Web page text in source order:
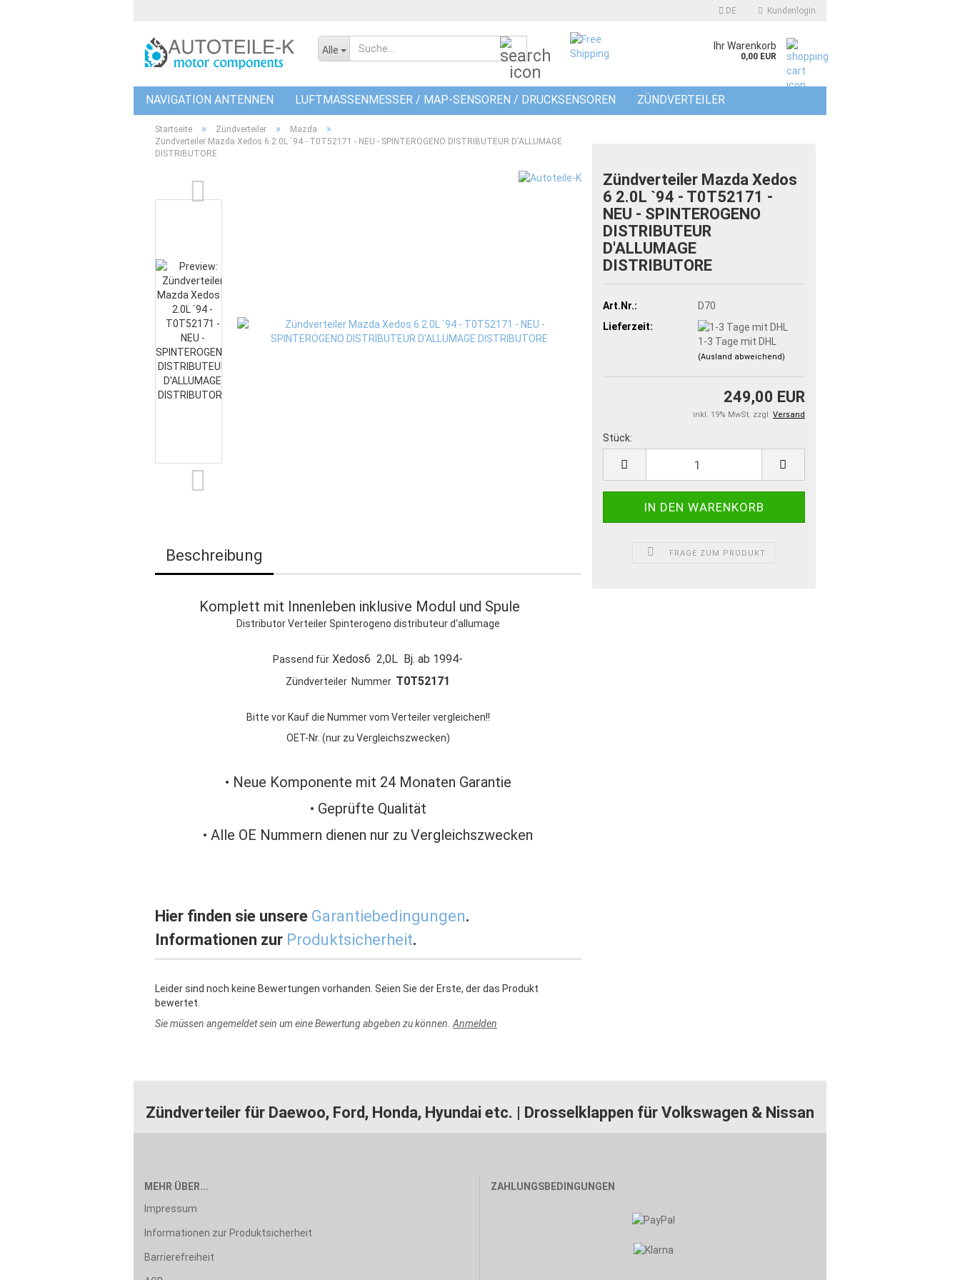
DE Kundenlogin
Alle Ihr Warenkorb
0,00 EUR
NAVIGATION ANTENNEN LUFTMASSENMESSER / MAP-SENSOREN / DRUCKSENSOREN ZÜNDVERTEILER
DROSSELKLAPPEN
Startseite » Zündverteiler » Mazda »
Zündverteiler Mazda Xedos 6 2.0L `94 - T0T52171 - NEU - SPINTEROGENO DISTRIBUTEUR D'ALLUMAGE
DISTRIBUTORE
Zündverteiler Mazda Xedos
6 2.0L `94 - T0T52171 -
NEU - SPINTEROGENO
DISTRIBUTEUR
D'ALLUMAGE
DISTRIBUTORE
Art.Nr.:
D70
Lieferzeit:
1-3 Tage mit DHL
(Ausland abweichend)
249,00 EUR
inkl. 19% MwSt. zzgl. Versand
Stück:
Stück
FRAGE ZUM PRODUKT
Beschreibung
Komplett mit Innenleben inklusive Modul und Spule
Distributor Verteiler Spinterogeno distributeur d'allumage
Passend für Xedos6 2,0L Bj. ab 1994-
Zündverteiler Nummer T0T52171
Bitte vor Kauf die Nummer vom Verteiler vergleichen!!
OET-Nr. (nur zu Vergleichszwecken)
• Neue Komponente mit 24 Monaten Garantie
• Geprüfte Qualität
• Alle OE Nummern dienen nur zu Vergleichszwecken
Hier finden sie unsere Garantiebedingungen.
Informationen zur Produktsicherheit.
Leider sind noch keine Bewertungen vorhanden. Seien Sie der Erste, der das Produkt
bewertet.
Sie müssen angemeldet sein um eine Bewertung abgeben zu können. Anmelden
Zündverteiler für Daewoo, Ford, Honda, Hyundai etc. | Drosselklappen für Volkswagen & Nissan
MEHR ÜBER...
Impressum
Informationen zur Produktsicherheit
Barrierefreiheit
ZAHLUNGSBEDINGUNGEN